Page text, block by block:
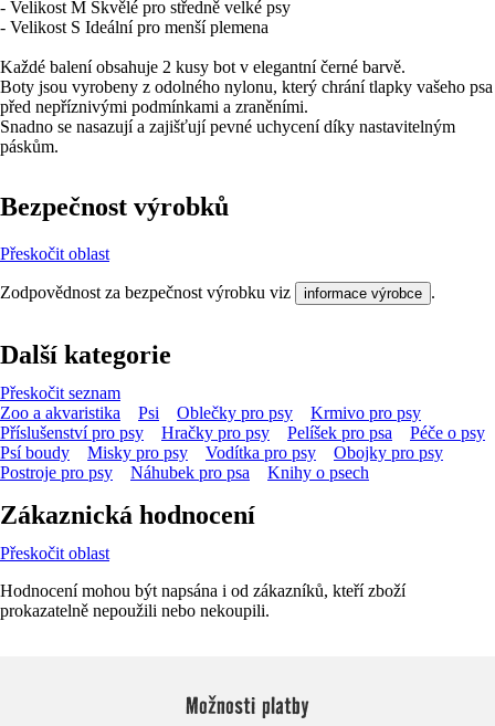
- Velikost M Skvělé pro středně velké psy
- Velikost S Ideální pro menší plemena
Každé balení obsahuje 2 kusy bot v elegantní černé barvě.
Boty jsou vyrobeny z odolného nylonu, který chrání tlapky vašeho psa
před nepříznivými podmínkami a zraněními.
Snadno se nasazují a zajišťují pevné uchycení díky nastavitelným
páskům.
Bezpečnost výrobků
Přeskočit oblast
Zodpovědnost za bezpečnost výrobku viz informace výrobce .
Další kategorie
Přeskočit seznam
Zoo a akvaristika
Psi Oblečky pro psy
Krmivo pro psy
Příslušenství pro psy
Hračky pro psy Pelíšek pro psa
Péče o psy
Psí boudy
Misky pro psy Vodítka pro psy
Obojky pro psy
Postroje pro psy
Náhubek pro psa Knihy o psech
Zákaznická hodnocení
Přeskočit oblast
Hodnocení mohou být napsána i od zákazníků, kteří zboží
prokazatelně nepoužili nebo nekoupili.
Možnosti platby